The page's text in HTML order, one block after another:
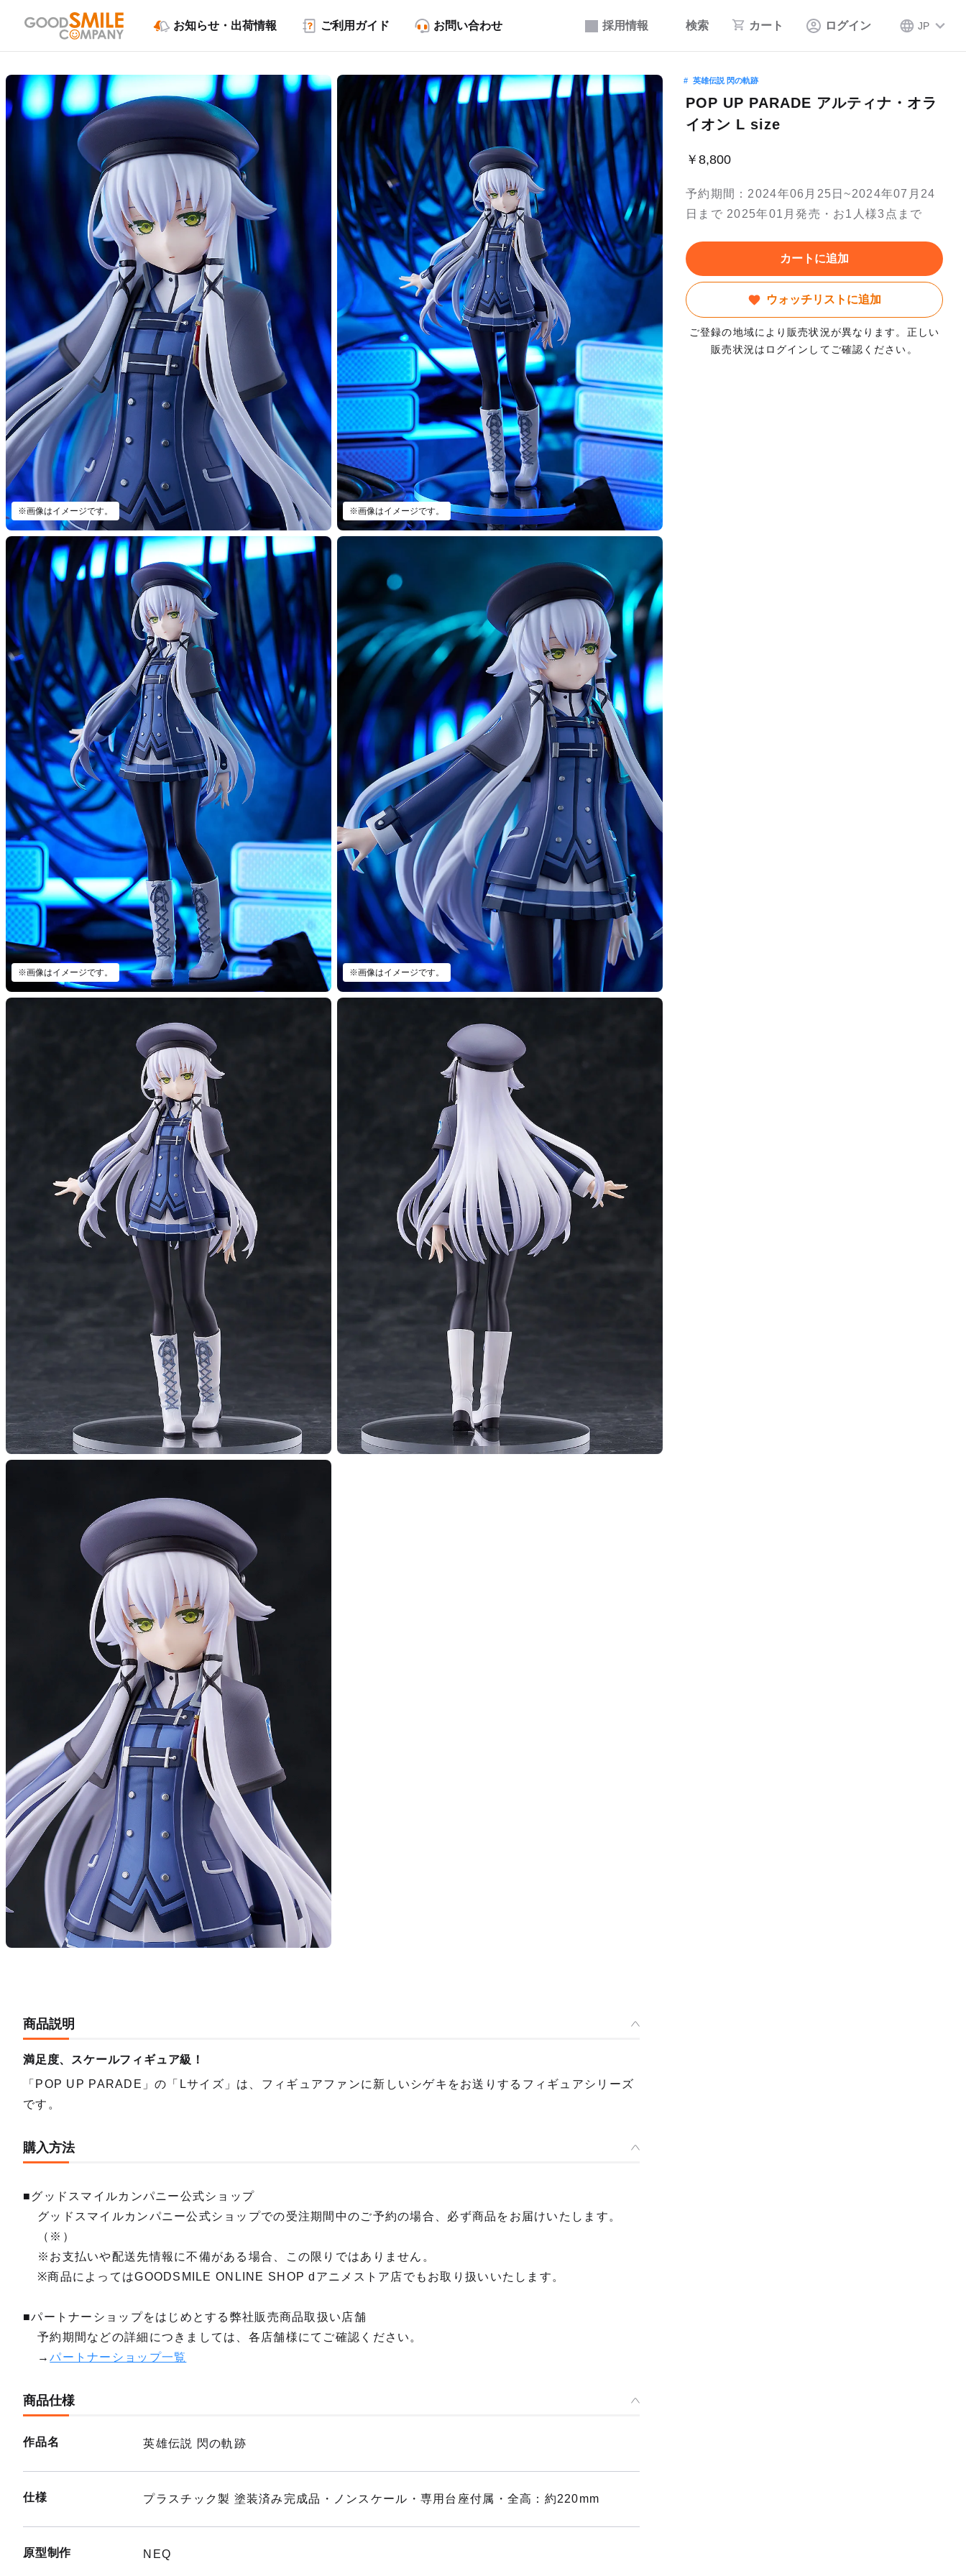
採用情報 検索 カート ログイン JP
お知らせ・出荷情報 ご利用ガイド お問い合わせ
※画像はイメージです。 ※画像はイメージです。
※画像はイメージです。 ※画像はイメージです。
英雄伝説 閃の軌跡
POP UP PARADE アルティナ・オラ
イオン L size
￥8,800
予約期間：2024年06月25日~2024年07月24
日まで 2025年01月発売・お1人様3点まで
カートに追加
ウォッチリストに追加
ご登録の地域により販売状況が異なります。正しい
販売状況はログインしてご確認ください。
商品説明
満足度、スケールフィギュア級！
「POP UP PARADE」の「Lサイズ」は、フィギュアファンに新しいシゲキをお送りするフィギュアシリーズ
です。
購入方法
■グッドスマイルカンパニー公式ショップ
グッドスマイルカンパニー公式ショップでの受注期間中のご予約の場合、必ず商品をお届けいたします。
（※）
※お支払いや配送先情報に不備がある場合、この限りではありません。
※商品によってはGOODSMILE ONLINE SHOP dアニメストア店でもお取り扱いいたします。
■パートナーショップをはじめとする弊社販売商品取扱い店舗
予約期間などの詳細につきましては、各店舗様にてご確認ください。
→パートナーショップ一覧
商品仕様
作品名 英雄伝説 閃の軌跡
仕様 プラスチック製 塗装済み完成品・ノンスケール・専用台座付属・全高：約220mm
原型制作 NEQ